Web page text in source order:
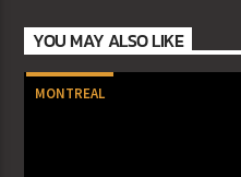
YOU MAY ALSO LIKE
MONTREAL